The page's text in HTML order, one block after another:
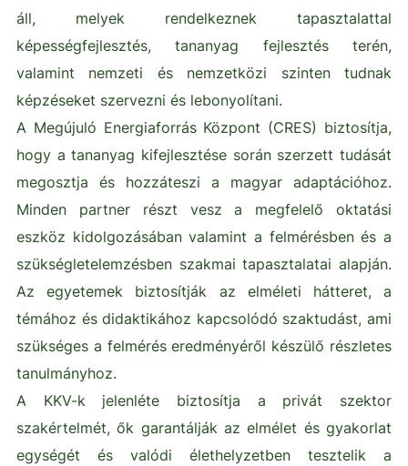
áll, melyek rendelkeznek tapasztalattal
képességfejlesztés, tananyag fejlesztés terén,
valamint nemzeti és nemzetközi szinten tudnak
képzéseket szervezni és lebonyolítani.
A Megújuló Energiaforrás Központ (CRES) biztosítja,
hogy a tananyag kifejlesztése során szerzett tudását
megosztja és hozzáteszi a magyar adaptációhoz.
Minden partner részt vesz a megfelelő oktatási
eszköz kidolgozásában valamint a felmérésben és a
szükségletelemzésben szakmai tapasztalatai alapján.
Az egyetemek biztosítják az elméleti hátteret, a
témához és didaktikához kapcsolódó szaktudást, ami
szükséges a felmérés eredményéről készülő részletes
tanulmányhoz.
A KKV-k jelenléte biztosítja a privát szektor
szakértelmét, ők garantálják az elmélet és gyakorlat
egységét és valódi élethelyzetben tesztelik a